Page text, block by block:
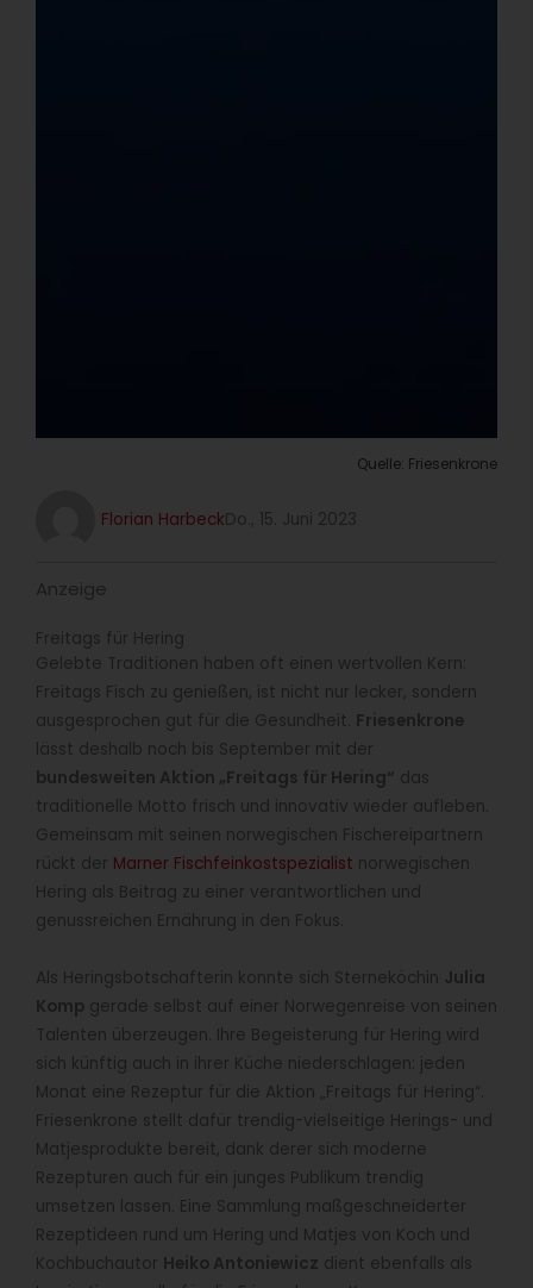
Quelle: Friesenkrone
Florian HarbeckDo., 15. Juni 2023
Anzeige
Freitags für Hering
Gelebte Traditionen haben oft einen wertvollen Kern:
Freitags Fisch zu genießen, ist nicht nur lecker, sondern
ausgesprochen gut für die Gesundheit. Friesenkrone
lässt deshalb noch bis September mit der
bundesweiten Aktion „Freitags für Hering“ das
traditionelle Motto frisch und innovativ wieder aufleben.
Gemeinsam mit seinen norwegischen Fischereipartnern
rückt der Marner Fischfeinkostspezialist norwegischen
Hering als Beitrag zu einer verantwortlichen und
genussreichen Ernährung in den Fokus.
Als Heringsbotschafterin konnte sich Sterneköchin Julia
Komp gerade selbst auf einer Norwegenreise von seinen
Talenten überzeugen. Ihre Begeisterung für Hering wird
sich künftig auch in ihrer Küche niederschlagen: jeden
Monat eine Rezeptur für die Aktion „Freitags für Hering“.
Friesenkrone stellt dafür trendig-vielseitige Herings- und
Matjesprodukte bereit, dank derer sich moderne
Rezepturen auch für ein junges Publikum trendig
umsetzen lassen. Eine Sammlung maßgeschneiderter
Rezeptideen rund um Hering und Matjes von Koch und
Kochbuchautor Heiko Antoniewicz dient ebenfalls als